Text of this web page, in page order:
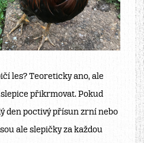
les? Teoreticky ano, ale
přikrmovat. Pokud
den poctivý přísun zrní nebo
ale slepičky za každou